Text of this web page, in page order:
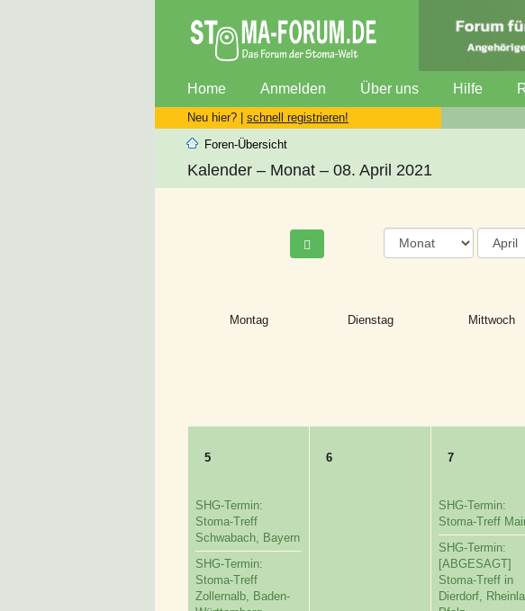
Home Anmelden Über uns Hilfe
Neu hier? | schnell registrieren!
Foren-Übersicht
Kalender – Monat – 08. April 2021
Montag Dienstag Mittwoch
5
SHG-Termin:
Stoma-Treff
Schwabach, Bayern
SHG-Termin:
Stoma-Treff
Zollernalb, Baden-
6 7
SHG-Termin:
Stoma-Treff
SHG-Termin:
[ABGESAGT]
Stoma-Treff in
Dierdorf,